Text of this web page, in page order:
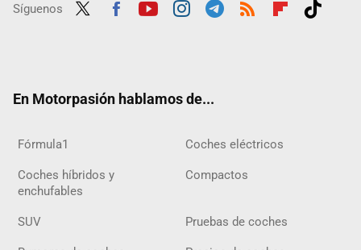
Síguenos
En Motorpasión hablamos de...
Fórmula1 Coches eléctricos
Coches híbridos y
enchufables
Compactos
SUV Pruebas de coches